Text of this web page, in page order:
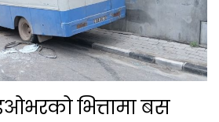
भित्तामा बस